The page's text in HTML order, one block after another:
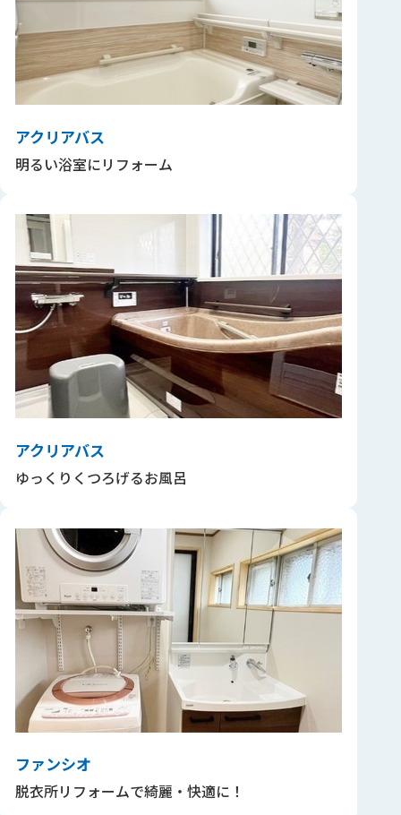
アクリアバス
明るい浴室にリフォーム
アクリアバス
ゆっくりくつろげるお風呂
ファンシオ
脱衣所リフォームで綺麗・快適に！